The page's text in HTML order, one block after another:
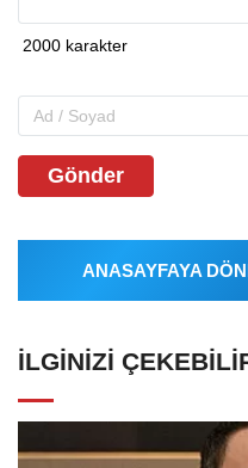
Gönder
ANASAYFAYA
İLGINIZI